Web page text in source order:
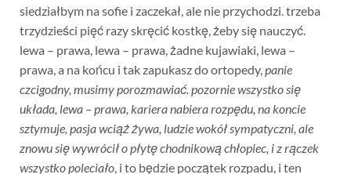
siedziałbym na sofie i zaczekał, ale nie przychodzi. trzeba
trzydzieści pięć razy skręcić kostkę, żeby się nauczyć.
lewa – prawa, lewa – prawa, żadne kujawiaki, lewa –
prawa, a na końcu i tak zapukasz do ortopedy,panie
czcigodny, musimy porozmawiać. pozornie wszystko się
układa, lewa – prawa, kariera nabiera rozpędu, na koncie
sztymuje, pasja wciąż żywa, ludzie wokół sympatyczni, ale
znowu się wywrócił o płytę chodnikową chłopiec, i z rączek
wszystko poleciało, i to będzie początek rozpadu, i ten